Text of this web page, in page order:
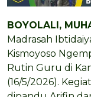
BOYOLALI,
Madrasah
Kismoyoso
Rutin Guru di
(16/5/2026).